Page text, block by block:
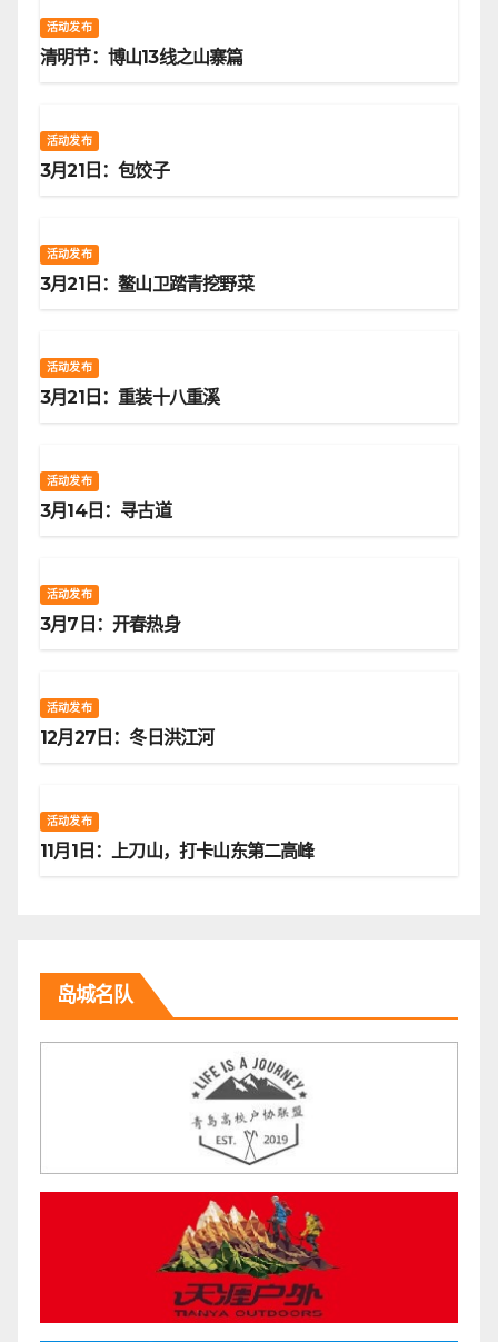
活动发布
清明节：博山13线之山寨篇
活动发布
3月21日：包饺子
活动发布
3月21日：鳌山卫踏青挖野菜
活动发布
3月21日：重装十八重溪
活动发布
3月14日：寻古道
活动发布
3月7日：开春热身
活动发布
12月27日：冬日洪江河
活动发布
11月1日：上刀山，打卡山东第二高峰
岛城名队